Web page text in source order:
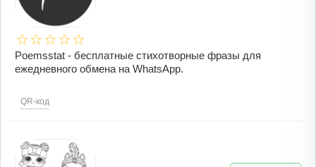
Poemsstat - бесплатные стихотворные фразы для
ежедневного обмена на WhatsApp.
QR-код